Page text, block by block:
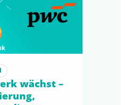
wächst –